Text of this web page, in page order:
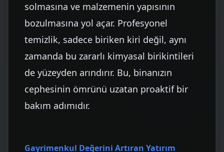
solmasına ve malzemenin yapısının
bozulmasına yol açar. Profesyonel
temizlik, sadece biriken kiri değil, aynı
zamanda bu zararlı kimyasal birikintileri
de yüzeyden arındırır. Bu, binanızın
cephesinin ömrünü uzatan proaktif bir
bakım adımıdır.
Gayrimenkul Değerini Artıran Yatırım